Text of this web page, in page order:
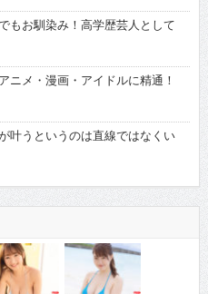
もお馴染み！高学歴芸人として
メ・漫画・アイドルに精通！
うというのは直線ではなくい